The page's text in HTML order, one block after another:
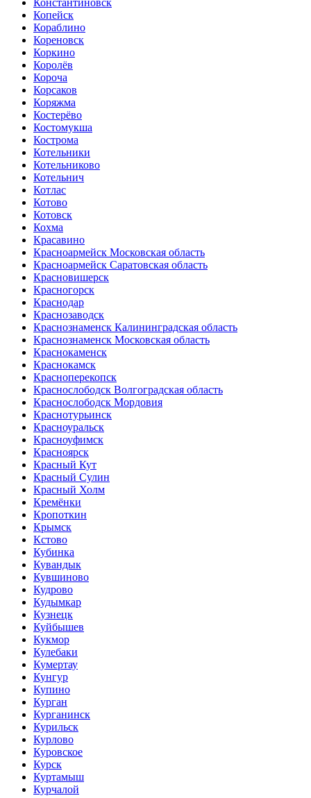
Константиновск
Копейск
Кораблино
Кореновск
Коркино
Королёв
Короча
Корсаков
Коряжма
Костерёво
Костомукша
Кострома
Котельники
Котельниково
Котельнич
Котлас
Котово
Котовск
Кохма
Красавино
Красноармейск Московская область
Красноармейск Саратовская область
Красновишерск
Красногорск
Краснодар
Краснозаводск
Краснознаменск Калининградская область
Краснознаменск Московская область
Краснокаменск
Краснокамск
Красноперекопск
Краснослободск Волгоградская область
Краснослободск Мордовия
Краснотурьинск
Красноуральск
Красноуфимск
Красноярск
Красный Кут
Красный Сулин
Красный Холм
Кремёнки
Кропоткин
Крымск
Кстово
Кубинка
Кувандык
Кувшиново
Кудрово
Кудымкар
Кузнецк
Куйбышев
Кукмор
Кулебаки
Кумертау
Кунгур
Купино
Курган
Курганинск
Курильск
Курлово
Куровское
Курск
Куртамыш
Курчалой